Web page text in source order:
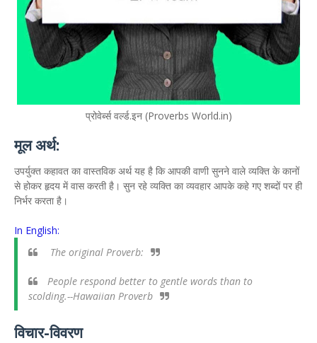
प्रोवेर्ब्स वर्ल्ड.इन (Proverbs World.in)
मूल अर्थ:
उपर्युक्त कहावत का वास्तविक अर्थ यह है कि आपकी वाणी सुनने वाले व्यक्ति के कानों
से होकर हृदय में वास करती है। सुन रहे व्यक्ति का व्यवहार आपके कहे गए शब्दों पर ही
निर्भर करता है।
In English:
The original Proverb:
People respond better to gentle words than to
scolding.--Hawaiian Proverb
विचार-विवरण